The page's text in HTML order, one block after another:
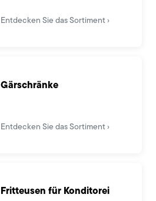
Entdecken Sie das Sortiment
Gärschränke
Entdecken Sie das Sortiment
Fritteusen für Konditorei